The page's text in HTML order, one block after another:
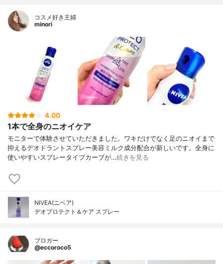
コスメ好き主婦
minori
4.00
1本で全身のニオイケア
モニターで体験させていただきました。ワキだけでなく足のニオイまで
抑えるデオドラントスプレー美容ミルク成分配合が新しいです。全身に
使いやすいスプレータイプカーブが…続きを見る
NIVEA(ニベア)
デオプロテクト＆ケア スプレー
ブロガー
@eccoroco5